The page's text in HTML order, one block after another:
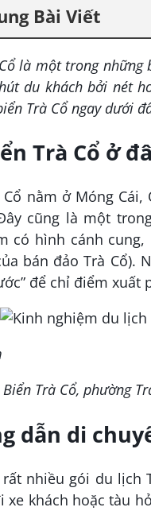
Bài Viết
là một trong những
du khách bởi nét
Trà Cổ ngay dưới
Trà Cổ ở
nằm ở Móng Cái,
cũng là một
có hình cánh
bán đảo Trà Cổ).
để chỉ điểm xuất
Biển Trà Cổ, phường
dẫn di
rất nhiều gói du
xe khách hoặc tàu